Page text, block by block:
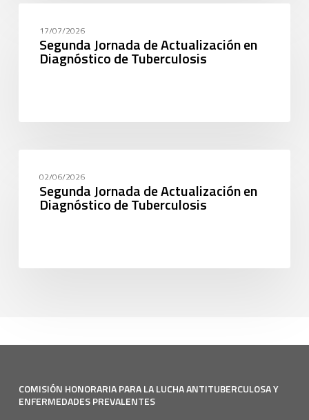
17/07/2026
Segunda Jornada de Actualización en
Diagnóstico de Tuberculosis
02/06/2026
Segunda Jornada de Actualización en
Diagnóstico de Tuberculosis
COMISIÓN HONORARIA PARA LA LUCHA ANTITUBERCULOSA Y
ENFERMEDADES PREVALENTES